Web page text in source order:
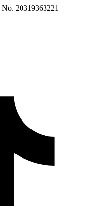
No. 20319363221